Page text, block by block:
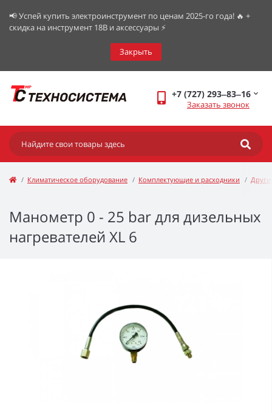
📢 Успей купить электроинструмент по ценам 2025-го года! 🔥 +
скидка на инструмент 18В и аксессуары ⚡️
Закрыть
+7 (727) 293‒83‒16
Заказать звонок
Климатическое оборудование Комплектующие и расходники
Манометр 0 - 25 bar для дизельных
нагревателей XL 6